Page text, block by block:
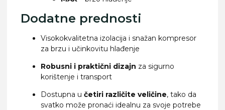
Dodatne prednosti
Visokokvalitetna izolacija i snažan kompresor
za brzu i učinkovitu hlađenje
Robusni i praktični dizajn za sigurno
korištenje i transport
Dostupna u četiri različite veličine, tako da
svatko može pronaći idealnu za svoje potrebe